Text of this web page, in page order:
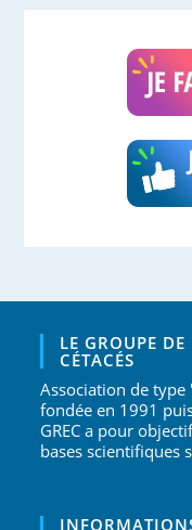
LE GROUPE DE
CÉTACÉS
Association de
fondée en 1991
GREC a pour
bases scientifiques